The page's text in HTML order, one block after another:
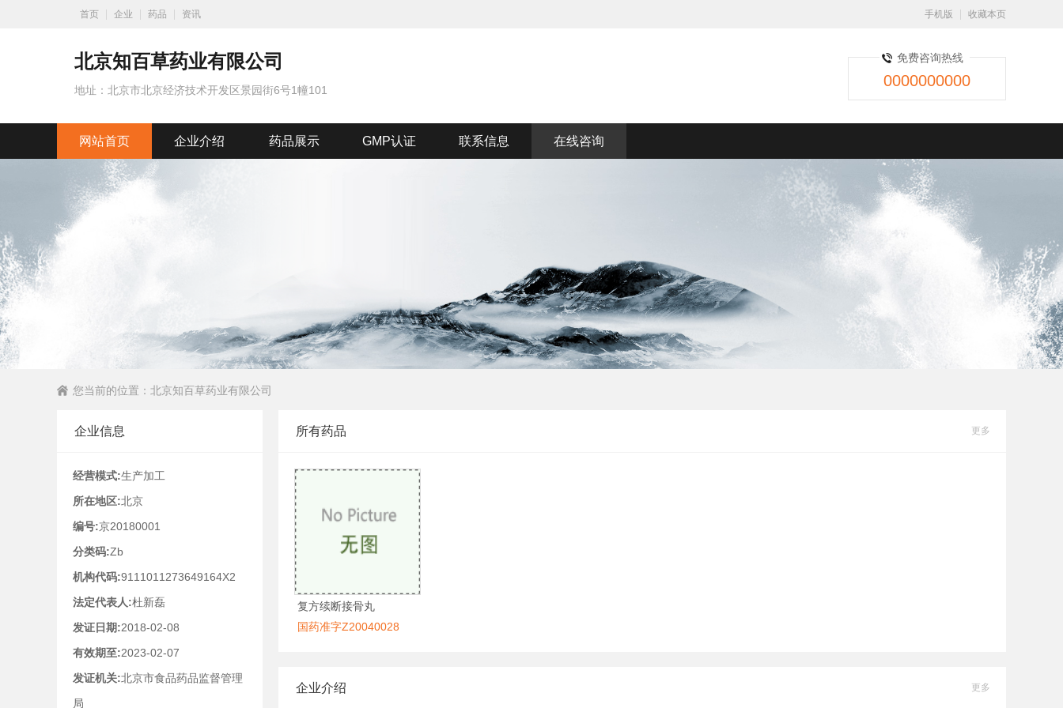
首页 企业 药品 资讯 手机版 收藏本页
北京知百草药业有限公司
地址：北京市北京经济技术开发区景园街6号1幢101
免费咨询热线
0000000000
网站首页 企业介绍 药品展示 GMP认证 联系信息 在线咨询
您当前的位置： 北京知百草药业有限公司
所有药品 更多
复方续断接骨丸
国药准字Z20040028
企业介绍 更多
企业信息
经营模式:生产加工
所在地区:北京
编号:京20180001
分类码:Zb
机构代码:9111011273649164X2
法定代表人:杜新磊
发证日期:2018-02-08
有效期至:2023-02-07
发证机关:北京市食品药品监督管理
局